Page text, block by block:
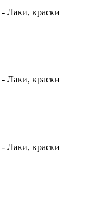
- Лаки, краски
- Лаки, краски
- Лаки, краски